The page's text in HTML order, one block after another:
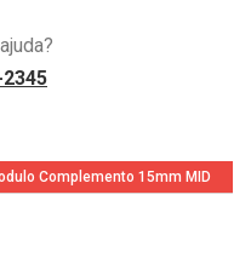
Complemento 15mm MID